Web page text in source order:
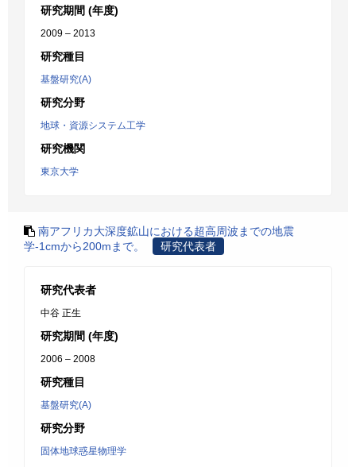
研究期間 (年度)
2009 – 2013
研究種目
基盤研究(A)
研究分野
地球・資源システム工学
研究機関
東京大学
南アフリカ大深度鉱山における超高周波までの地震
学-1cmから200mまで。
研究代表者
研究代表者
中谷 正生
研究期間 (年度)
2006 – 2008
研究種目
基盤研究(A)
研究分野
固体地球惑星物理学